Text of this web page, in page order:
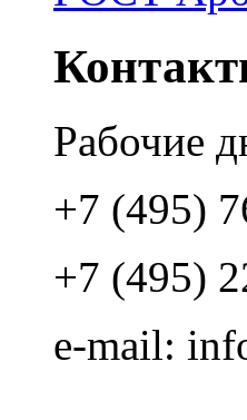
Рабочие
+7 (495)
+7 (495)
e-mail: